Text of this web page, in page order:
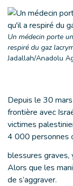
Un médecin porte
respiré du gaz
Jadallah/Anadolu
Depuis le 30
frontière avec
victimes
4 000 personnes
blessures graves,
Alors que les
de s’aggraver.